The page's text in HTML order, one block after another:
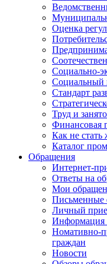
Оценка
Социально-
Социальный
Стандарт
Труд и
Финансовая
Как не
Каталог
Обращения
Интернет-
Ответы на
Мои
Письменные
Личный
Информация
Номативно-
граждан
Новости